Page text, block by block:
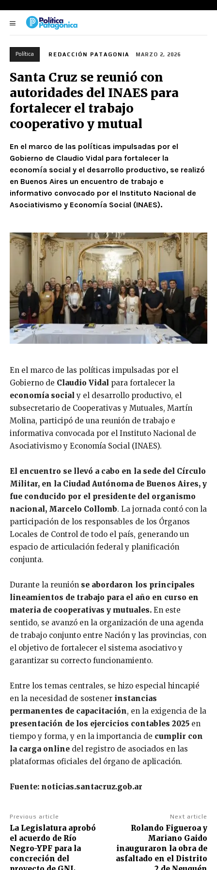
Política REDACCIÓN PATAGONIA MARZO 2, 2026
Santa Cruz se reunió con
autoridades del INAES para
fortalecer el trabajo
cooperativo y mutual
En el marco de las políticas impulsadas por el
Gobierno de Claudio Vidal para fortalecer la
economía social y el desarrollo productivo, se realizó
en Buenos Aires un encuentro de trabajo e
informativo convocado por el Instituto Nacional de
Asociativismo y Economía Social (INAES).
En el marco de las políticas impulsadas por el
Gobierno de Claudio Vidal para fortalecer la
economía socialy el desarrollo productivo, el
subsecretario de Cooperativas y Mutuales, Martín
Molina, participó de una reunión de trabajo e
informativa convocada por el Instituto Nacional de
Asociativismo y Economía Social (INAES).
El encuentro se llevó a cabo en la sede del Círculo
Militar, en la Ciudad Autónoma de Buenos Aires, y
fue conducido por el presidente del organismo
nacional, Marcelo Collomb. La jornada contó con la
participación de los responsables de los Órganos
Locales de Control de todo el país, generando un
espacio de articulación federal y planificación
conjunta.
Durante la reunión se abordaron los principales
lineamientos de trabajo para el año en curso en
materia de cooperativas y mutuales. En este
sentido, se avanzó en la organización de una agenda
de trabajo conjunto entre Nación y las provincias, con
el objetivo de fortalecer el sistema asociativo y
garantizar su correcto funcionamiento.
Entre los temas centrales, se hizo especial hincapié
en la necesidad de sostener instancias
permanentes de capacitación, en la exigencia de la
presentación de los ejercicios contables 2025 en
tiempo y forma, y en la importancia de cumplir con
la carga online del registro de asociados en las
plataformas oficiales del órgano de aplicación.
Fuente: noticias.santacruz.gob.ar
Previous article
La Legislatura aprobó
el acuerdo de Río
Negro-YPF para la
concreción del
Next article
Rolando Figueroa y
Mariano Gaido
inauguraron la obra de
asfaltado en el Distrito